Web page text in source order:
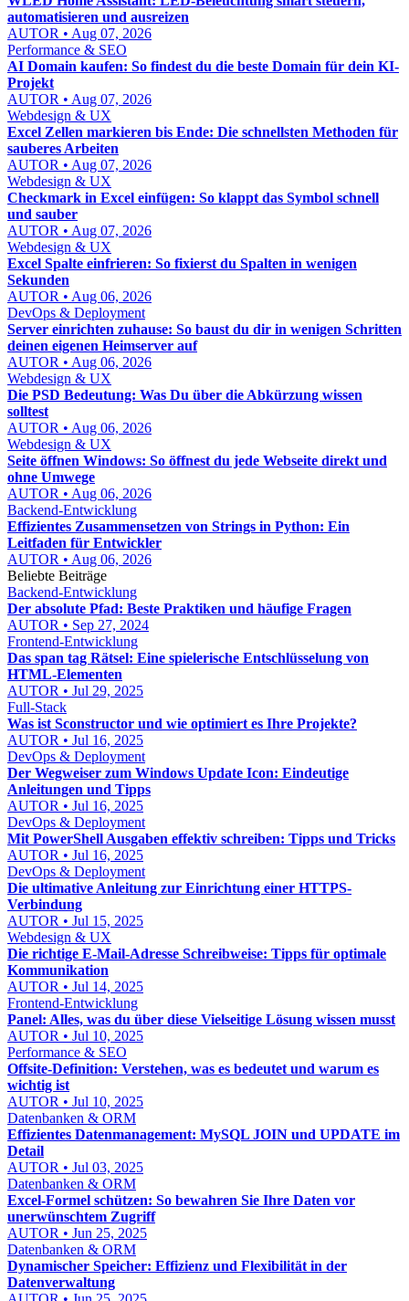
automatisieren und ausreizen
AUTOR • Aug 07, 2026
Performance & SEO
AI Domain kaufen: So findest du die beste Domain für dein KI-
Projekt
AUTOR • Aug 07, 2026
Webdesign & UX
Excel Zellen markieren bis Ende: Die schnellsten Methoden für
sauberes Arbeiten
AUTOR • Aug 07, 2026
Webdesign & UX
Checkmark in Excel einfügen: So klappt das Symbol schnell
und sauber
AUTOR • Aug 07, 2026
Webdesign & UX
Excel Spalte einfrieren: So fixierst du Spalten in wenigen
Sekunden
AUTOR • Aug 06, 2026
DevOps & Deployment
Server einrichten zuhause: So baust du dir in wenigen Schritten
deinen eigenen Heimserver auf
AUTOR • Aug 06, 2026
Webdesign & UX
Die PSD Bedeutung: Was Du über die Abkürzung wissen
solltest
AUTOR • Aug 06, 2026
Webdesign & UX
Seite öffnen Windows: So öffnest du jede Webseite direkt und
ohne Umwege
AUTOR • Aug 06, 2026
Backend-Entwicklung
Effizientes Zusammensetzen von Strings in Python: Ein
Leitfaden für Entwickler
AUTOR • Aug 06, 2026
Beliebte Beiträge
Backend-Entwicklung
Der absolute Pfad: Beste Praktiken und häufige Fragen
AUTOR • Sep 27, 2024
Frontend-Entwicklung
Das span tag Rätsel: Eine spielerische Entschlüsselung von
HTML-Elementen
AUTOR • Jul 29, 2025
Full-Stack
Was ist Sconstructor und wie optimiert es Ihre Projekte?
AUTOR • Jul 16, 2025
DevOps & Deployment
Der Wegweiser zum Windows Update Icon: Eindeutige
Anleitungen und Tipps
AUTOR • Jul 16, 2025
DevOps & Deployment
Mit PowerShell Ausgaben effektiv schreiben: Tipps und Tricks
AUTOR • Jul 16, 2025
DevOps & Deployment
Die ultimative Anleitung zur Einrichtung einer HTTPS-
Verbindung
AUTOR • Jul 15, 2025
Webdesign & UX
Die richtige E-Mail-Adresse Schreibweise: Tipps für optimale
Kommunikation
AUTOR • Jul 14, 2025
Frontend-Entwicklung
Panel: Alles, was du über diese Vielseitige Lösung wissen musst
AUTOR • Jul 10, 2025
Performance & SEO
Offsite-Definition: Verstehen, was es bedeutet und warum es
wichtig ist
AUTOR • Jul 10, 2025
Datenbanken & ORM
Effizientes Datenmanagement: MySQL JOIN und UPDATE im
Detail
AUTOR • Jul 03, 2025
Datenbanken & ORM
Excel-Formel schützen: So bewahren Sie Ihre Daten vor
unerwünschtem Zugriff
AUTOR • Jun 25, 2025
Datenbanken & ORM
Dynamischer Speicher: Effizienz und Flexibilität in der
Datenverwaltung